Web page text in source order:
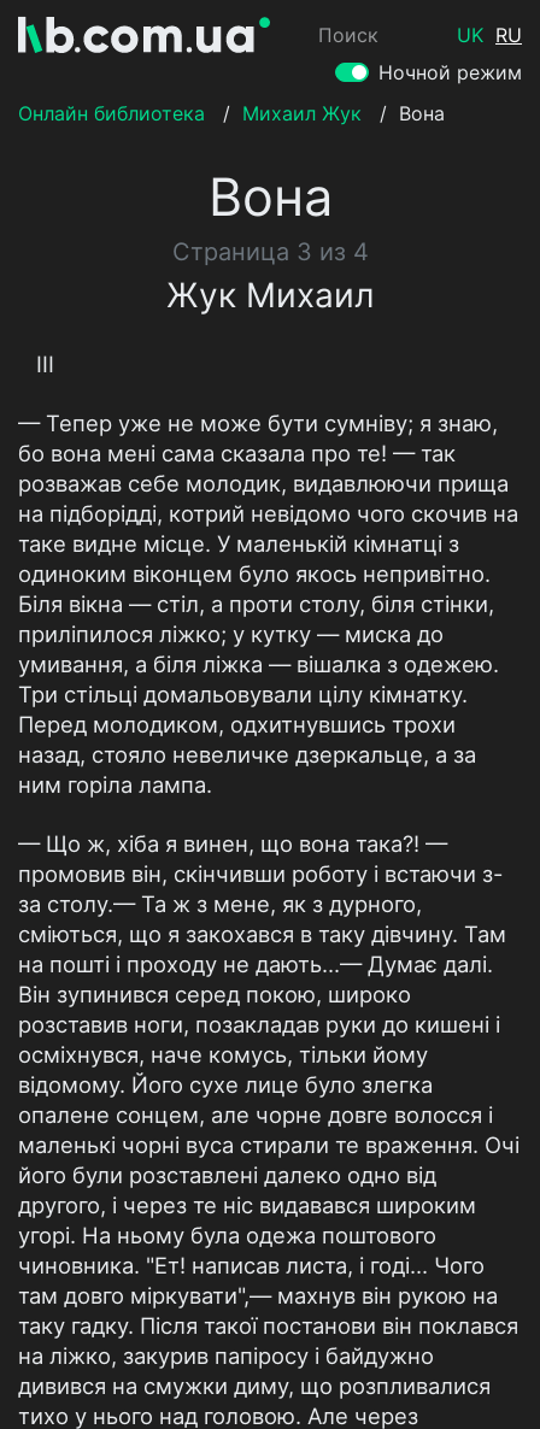
Поиск UK RU
Ночной режим
Онлайн библиотека
/ Михаил Жук / Вона
Вона
Страница 3 из 4
Жук Михаил
III
— Тепер уже не може бути сумніву; я знаю,
бо вона мені сама сказала про те! — так
розважав себе молодик, видавлюючи прища
на підборідді, котрий невідомо чого скочив на
таке видне місце. У маленькій кімнатці з
одиноким віконцем було якось непривітно.
Біля вікна — стіл, а проти столу, біля стінки,
приліпилося ліжко; у кутку — миска до
умивання, а біля ліжка — вішалка з одежею.
Три стільці домальовували цілу кімнатку.
Перед молодиком, одхитнувшись трохи
назад, стояло невеличке дзеркальце, а за
ним горіла лампа.
— Що ж, хіба я винен, що вона така?! —
промовив він, скінчивши роботу і встаючи з-
за столу.— Та ж з мене, як з дурного,
сміються, що я закохався в таку дівчину. Там
на пошті і проходу не дають...— Думає далі.
Він зупинився серед покою, широко
розставив ноги, позакладав руки до кишені і
осміхнувся, наче комусь, тільки йому
відомому. Його сухе лице було злегка
опалене сонцем, але чорне довге волосся і
маленькі чорні вуса стирали те враження. Очі
його були розставлені далеко одно від
другого, і через те ніс видавався широким
угорі. На ньому була одежа поштового
чиновника. "Ет! написав листа, і годі... Чого
там довго міркувати",— махнув він рукою на
таку гадку. Після такої постанови він поклався
на ліжко, закурив папіросу і байдужно
дивився на смужки диму, що розпливалися
тихо у нього над головою. Але через